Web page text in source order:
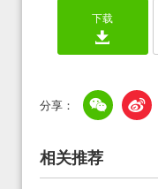
下载
相关推荐